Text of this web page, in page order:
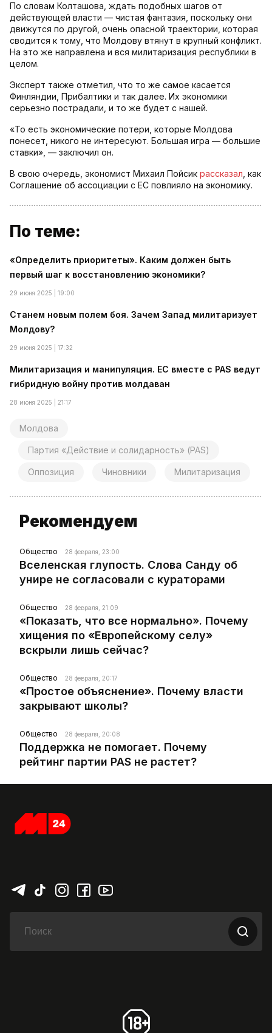
По словам Колташова, ждать подобных шагов от
действующей власти — чистая фантазия, поскольку они
движутся по другой, очень опасной траектории, которая
сводится к тому, что Молдову втянут в крупный конфликт.
На это же направлена и вся милитаризация республики в
целом.
Эксперт также отметил, что то же самое касается
Финляндии, Прибалтики и так далее. Их экономики
серьезно пострадали, и то же будет с нашей.
«То есть экономические потери, которые Молдова
понесет, никого не интересуют. Большая игра — большие
ставки», — заключил он.
В свою очередь, экономист Михаил Пойсик рассказал , как
Соглашение об ассоциации с ЕС повлияло на экономику.
По теме:
«Определить приоритеты». Каким должен быть
первый шаг к восстановлению экономики?
29 июня 2025 | 19:00
Станем новым полем боя. Зачем Запад милитаризует
Молдову?
29 июня 2025 | 17:32
Милитаризация и манипуляция. ЕС вместе с PAS ведут
гибридную войну против молдаван
28 июня 2025 | 21:17
Молдова
Партия «Действие и солидарность» (PAS)
Оппозиция Чиновники Милитаризация
Рекомендуем
Общество 28 февраля, 23:00
Вселенская глупость. Слова Санду об
унире не согласовали с кураторами
Общество 28 февраля, 21:09
«Показать, что все нормально». Почему
хищения по «Европейскому селу»
вскрыли лишь сейчас?
Общество 28 февраля, 20:17
«Простое объяснение». Почему власти
закрывают школы?
Общество 28 февраля, 20:08
Поддержка не помогает. Почему
рейтинг партии PAS не растет?